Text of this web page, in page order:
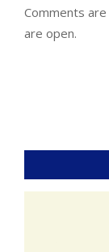
Comments
are open.